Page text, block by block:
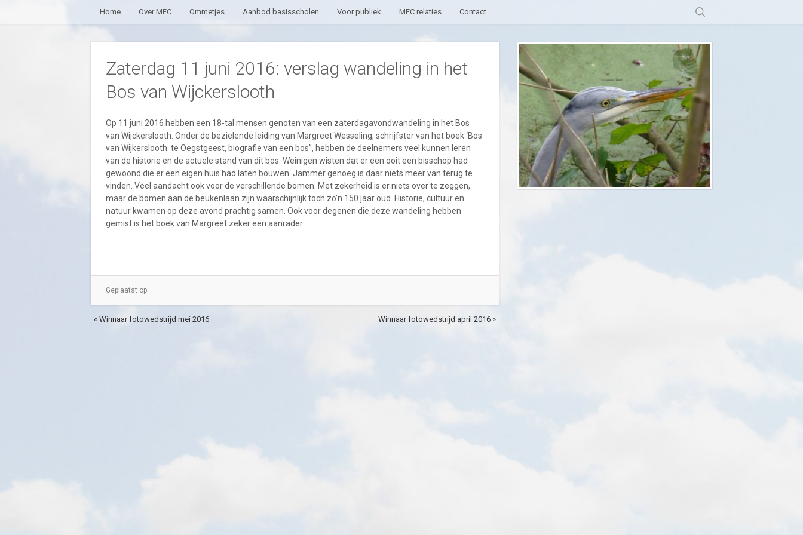
Home Over MEC Ommetjes Aanbod basisscholen Voor publiek MEC relaties Contact
Zaterdag 11 juni 2016: verslag wandeling in het
Bos van Wijckerslooth
Op 11 juni 2016 hebben een 18-tal mensen genoten van een zaterdagavondwandeling in het Bos
van Wijckerslooth. Onder de bezielende leiding van Margreet Wesseling, schrijfster van het boek ‘Bos
van Wijkerslooth te Oegstgeest, biografie van een bos”, hebben de deelnemers veel kunnen leren
van de historie en de actuele stand van dit bos. Weinigen wisten dat er een ooit een bisschop had
gewoond die er een eigen huis had laten bouwen. Jammer genoeg is daar niets meer van terug te
vinden. Veel aandacht ook voor de verschillende bomen. Met zekerheid is er niets over te zeggen,
maar de bomen aan de beukenlaan zijn waarschijnlijk toch zo’n 150 jaar oud. Historie, cultuur en
natuur kwamen op deze avond prachtig samen. Ook voor degenen die deze wandeling hebben
gemist is het boek van Margreet zeker een aanrader.
Geplaatst op
« Winnaar fotowedstrijd mei 2016 Winnaar fotowedstrijd april 2016 »